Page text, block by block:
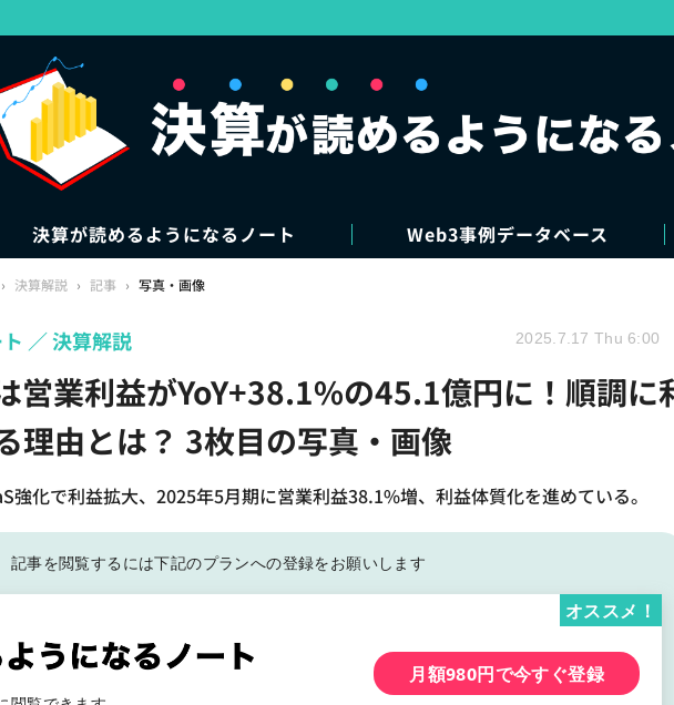
決算が読めるようになるノート Web3事例データベース
› 決算解説 › 記事 › 写真・画像
営業利益がYoY+38.1%の45.1億円に！順調に
理由とは？ 3枚目の写真・画像
強化で利益拡大、2025年5月期に営業利益38.1%増、利益体質化を進めている。
決算解説 2025.7.17 Thu 6:00
記事を閲覧するには下記のプランへの登録をお願いします
オススメ！
月額980円で今すぐ登録